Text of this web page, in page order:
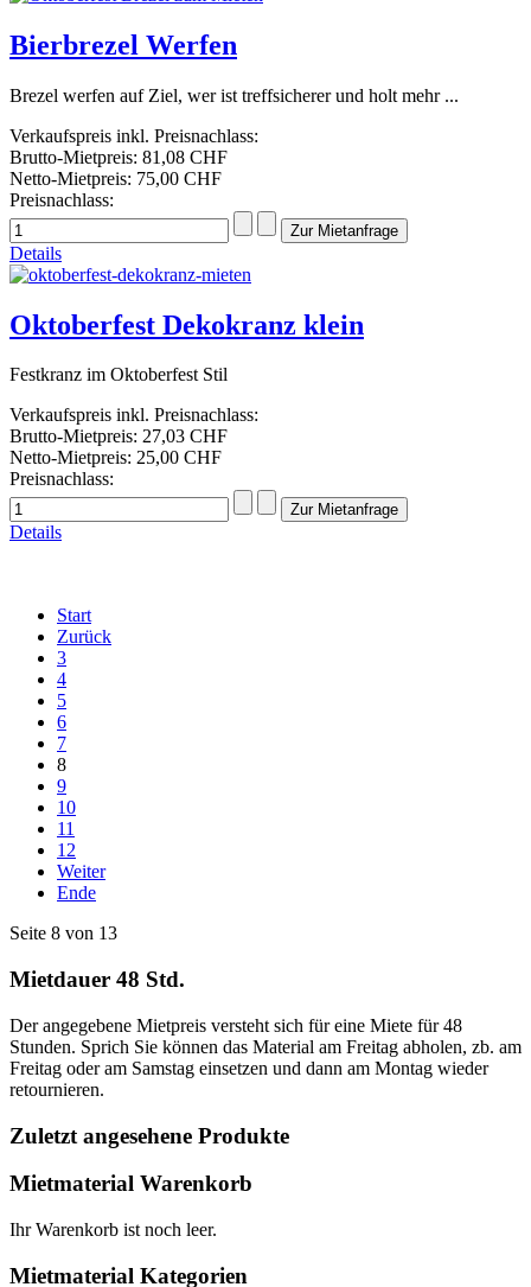
Bierbrezel Werfen
Brezel werfen auf Ziel, wer ist treffsicherer und holt mehr ...
Verkaufspreis inkl. Preisnachlass:
Brutto-Mietpreis: 81,08 CHF
Netto-Mietpreis: 75,00 CHF
Preisnachlass:
Details
Oktoberfest Dekokranz klein
Festkranz im Oktoberfest Stil
Verkaufspreis inkl. Preisnachlass:
Brutto-Mietpreis: 27,03 CHF
Netto-Mietpreis: 25,00 CHF
Preisnachlass:
Details
Start
Zurück
3
4
5
6
7
8
9
10
11
12
Weiter
Ende
Seite 8 von 13
Mietdauer 48 Std.
Der angegebene Mietpreis versteht sich für eine Miete für 48
Stunden. Sprich Sie können das Material am Freitag abholen, zb. am
Freitag oder am Samstag einsetzen und dann am Montag wieder
retournieren.
Zuletzt angesehene Produkte
Mietmaterial Warenkorb
Ihr Warenkorb ist noch leer.
Mietmaterial Kategorien